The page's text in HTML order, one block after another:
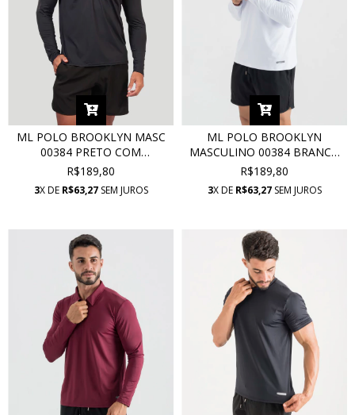
ML POLO BROOKLYN MASC
00384 PRETO COM
PROTEÇÃO UV
R$189,80
3X DE R$63,27SEM JUROS
ML POLO BROOKLYN
MASCULINO 00384 BRANCO
COM PROTEÇÃO UV
R$189,80
3X DE R$63,27SEM JUROS